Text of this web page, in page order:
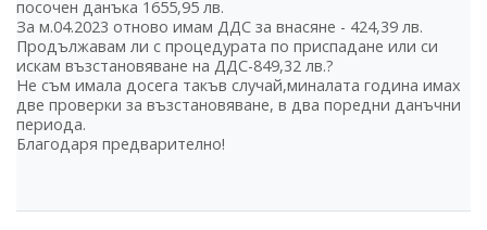
посочен данъка 1655,95 лв.
За м.04.2023 отново имам ДДС за внасяне - 424,39 лв.
Продължавам ли с процедурата по приспадане или си
искам възстановяване на ДДС-849,32 лв.?
Не съм имала досега такъв случай,миналата година имах
две проверки за възстановяване, в два поредни данъчни
периода.
Благодаря предварително!